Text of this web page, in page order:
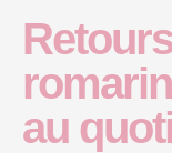
au